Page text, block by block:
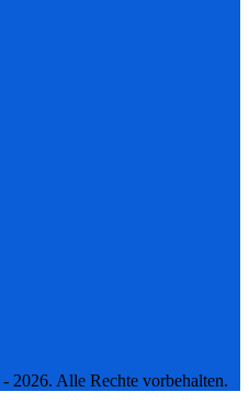
Alle Rechte vorbehalten.